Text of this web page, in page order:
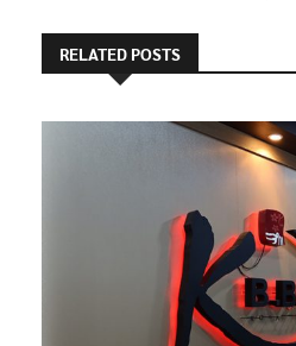
RELATED POSTS